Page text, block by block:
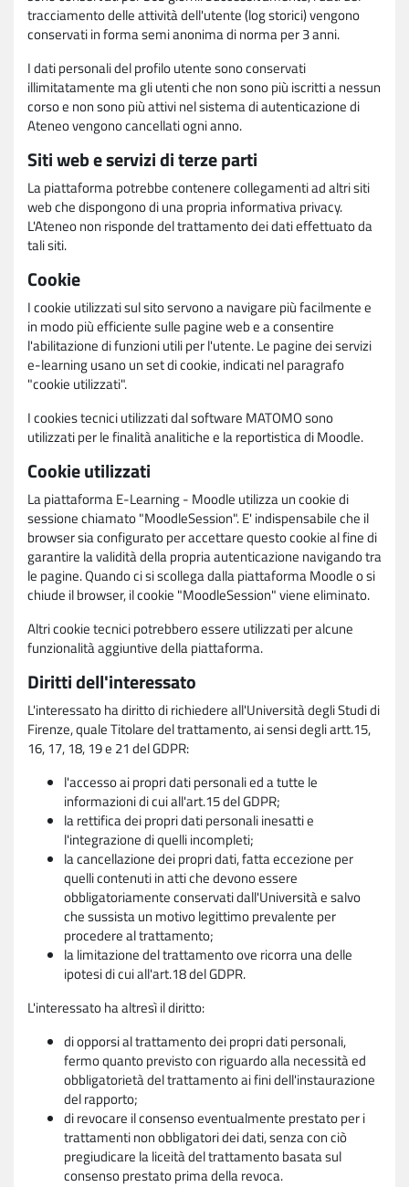
tracciamento delle attività dell'utente (log storici) vengono
conservati in forma semi anonima di norma per 3 anni.
I dati personali del profilo utente sono conservati
illimitatamente ma gli utenti che non sono più iscritti a nessun
corso e non sono più attivi nel sistema di autenticazione di
Ateneo vengono cancellati ogni anno.
Siti web e servizi di terze parti
La piattaforma potrebbe contenere collegamenti ad altri siti
web che dispongono di una propria informativa privacy.
L'Ateneo non risponde del trattamento dei dati effettuato da
tali siti.
Cookie
I cookie utilizzati sul sito servono a navigare più facilmente e
in modo più efficiente sulle pagine web e a consentire
l'abilitazione di funzioni utili per l'utente. Le pagine dei servizi
e-learning usano un set di cookie, indicati nel paragrafo
"cookie utilizzati".
I cookies tecnici utilizzati dal software MATOMO sono
utilizzati per le finalità analitiche e la reportistica di Moodle.
Cookie utilizzati
La piattaforma E-Learning - Moodle utilizza un cookie di
sessione chiamato "MoodleSession". E' indispensabile che il
browser sia configurato per accettare questo cookie al fine di
garantire la validità della propria autenticazione navigando tra
le pagine. Quando ci si scollega dalla piattaforma Moodle o si
chiude il browser, il cookie "MoodleSession" viene eliminato.
Altri cookie tecnici potrebbero essere utilizzati per alcune
funzionalità aggiuntive della piattaforma.
Diritti dell'interessato
L'interessato ha diritto di richiedere all'Università degli Studi di
Firenze, quale Titolare del trattamento, ai sensi degli artt.15,
16, 17, 18, 19 e 21 del GDPR:
l'accesso ai propri dati personali ed a tutte le
informazioni di cui all'art.15 del GDPR;
la rettifica dei propri dati personali inesatti e
l'integrazione di quelli incompleti;
la cancellazione dei propri dati, fatta eccezione per
quelli contenuti in atti che devono essere
obbligatoriamente conservati dall'Università e salvo
che sussista un motivo legittimo prevalente per
procedere al trattamento;
la limitazione del trattamento ove ricorra una delle
ipotesi di cui all'art.18 del GDPR.
L'interessato ha altresì il diritto:
di opporsi al trattamento dei propri dati personali,
fermo quanto previsto con riguardo alla necessità ed
obbligatorietà del trattamento ai fini dell'instaurazione
del rapporto;
di revocare il consenso eventualmente prestato per i
trattamenti non obbligatori dei dati, senza con ciò
pregiudicare la liceità del trattamento basata sul
consenso prestato prima della revoca.